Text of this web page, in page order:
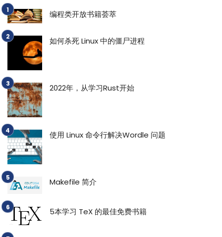
编程类开放书籍荟萃
如何杀死 Linux 中的僵尸进程
2022年，从学习Rust开始
使用 Linux 命令行解决Wordle 问题
Makefile 简介
5本学习 TeX 的最佳免费书籍